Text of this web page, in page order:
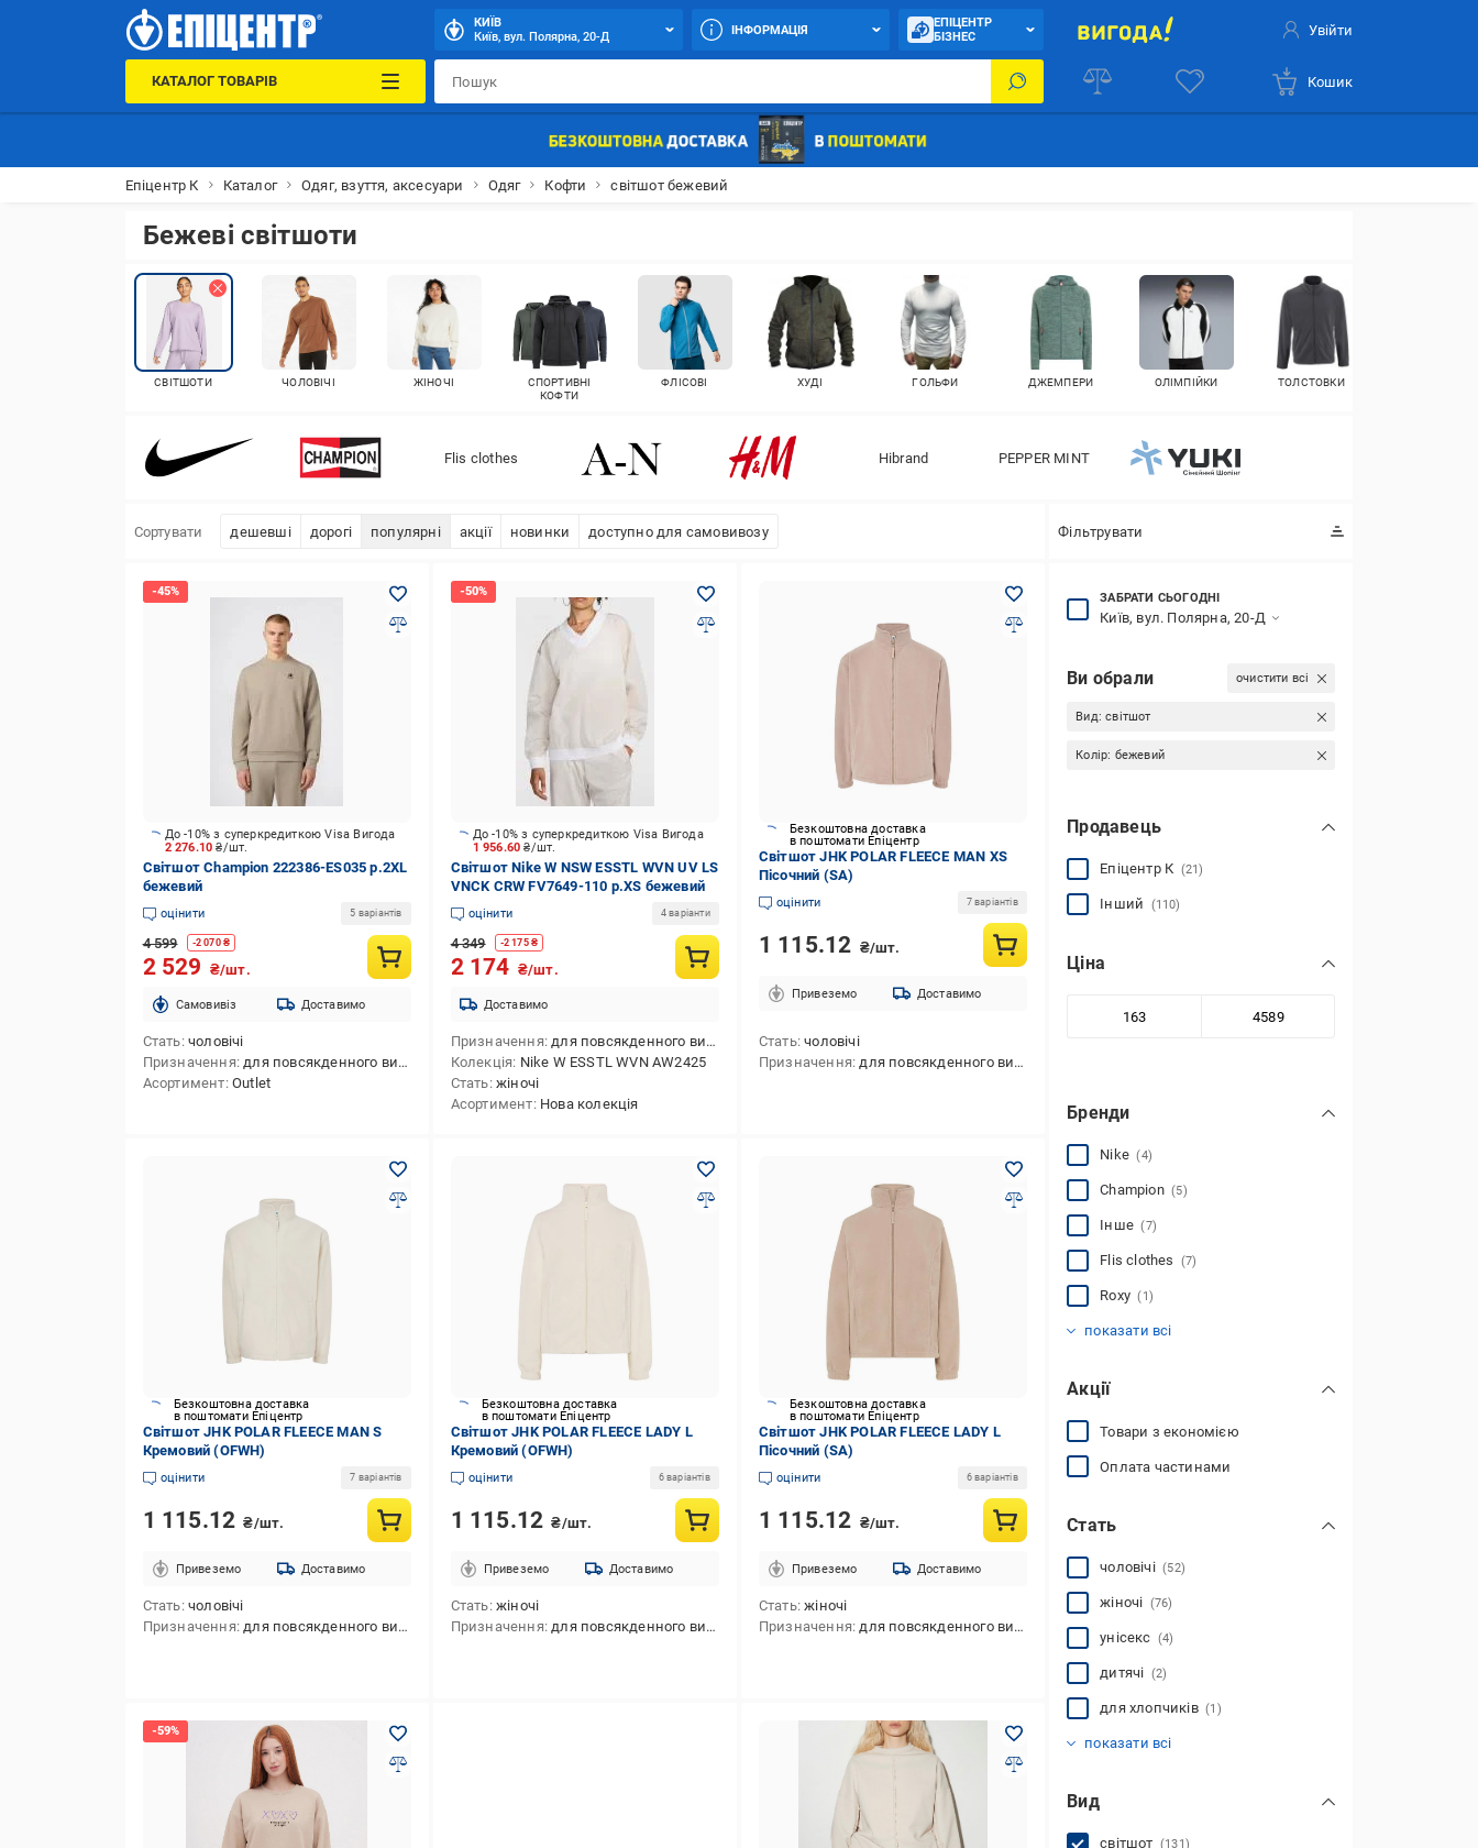
КИЇВ
Київ, вул. Полярна, 20-Д
ІНФОРМАЦІЯ
ЕПІЦЕНТР
БІЗНЕС
Увійти
КАТАЛОГ ТОВАРІВ Кошик
Епіцентр К Каталог Одяг, взуття, аксесуари Одяг Кофти світшот бежевий
Бежеві світшоти
СВІТШОТИ ЧОЛОВІЧІ ЖІНОЧІ
СПОРТИВНІ
КОФТИ
ФЛІСОВІ ХУДІ ГОЛЬФИ ДЖЕМПЕРИ ОЛІМПІЙКИ ТОЛСТОВКИ
Flis clothes Hibrand PEPPER MINT
Сортувати дешевші дорогі популярні акції новинки доступно для самовивозу Фільтрувати
2 276.10₴/шт.
До -10% з суперкредиткою Visa Вигода
Світшот Champion 222386-ES035 р.2XL
бежевий
оцінити 5 варіантів
4 599 -2 070₴
2 529 ₴/шт.
Cамовивіз Доставимо
Стать чоловічі
Призначення для повсякденного використання
Асортимент Outlet
1 956.60₴/шт.
До -10% з суперкредиткою Visa Вигода
Світшот Nike W NSW ESSTL WVN UV LS
VNCK CRW FV7649-110 р.XS бежевий
оцінити 4 варіанти
4 349 -2 175₴
2 174 ₴/шт.
Доставимо
Призначення для повсякденного використання
Колекція Nike W ESSTL WVN AW2425
Стать жіночі
Асортимент Нова колекція
Безкоштовна доставка
в поштомати Епіцентр
Світшот JHK POLAR FLEECE MAN XS
Пісочний (SA)
оцінити 7 варіантів
1 115.12 ₴/шт.
Привеземо Доставимо
Стать чоловічі
Призначення для повсякденного використання
Безкоштовна доставка
в поштомати Епіцентр
Світшот JHK POLAR FLEECE MAN S
Кремовий (OFWH)
оцінити 7 варіантів
1 115.12 ₴/шт.
Привеземо Доставимо
Стать чоловічі
Призначення для повсякденного використання
Безкоштовна доставка
в поштомати Епіцентр
Світшот JHK POLAR FLEECE LADY L
Кремовий (OFWH)
оцінити 6 варіантів
1 115.12 ₴/шт.
Привеземо Доставимо
Стать жіночі
Призначення для повсякденного використання
Безкоштовна доставка
в поштомати Епіцентр
Світшот JHK POLAR FLEECE LADY L
Пісочний (SA)
оцінити 6 варіантів
1 115.12 ₴/шт.
Привеземо Доставимо
Стать жіночі
Призначення для повсякденного використання
ЗАБРАТИ СЬОГОДНІ
Київ, вул. Полярна, 20-Д
Ви обрали очистити всі
Вид:світшот
Колір: бежевий
Продавець
Епіцентр К (21)
Інший (110)
Ціна
Бренди
Nike(4)
Champion(5)
Інше(7)
Flis clothes (7)
Roxy(1)
показати всі
Акції
Товари з економією
Оплата частинами
Стать
чоловічі(52)
жіночі (76)
унісекс (4)
дитячі (2)
для хлопчиків(1)
показати всі
Вид
світшот (131)